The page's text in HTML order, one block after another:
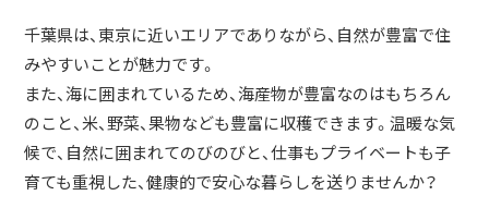
千葉県は、東京に近いエリアでありながら、自然が豊富で住
みやすいことが魅力です。
また、海に囲まれているため、海産物が豊富なのはもちろん
のこと、米、野菜、果物なども豊富に収穫できます。温暖な気
候で、自然に囲まれてのびのびと、仕事もプライベートも子
育ても重視した、健康的で安心な暮らしを送りませんか？